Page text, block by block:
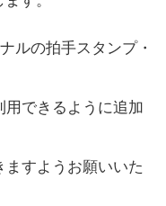
ルの拍手スタンプ・
できるように追加
ますようお願いいた